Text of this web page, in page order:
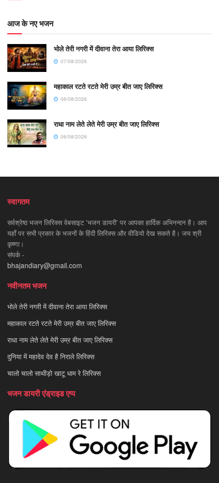
आज के नए भजन
भोले तेरी नगरी में दीवाना तेरा आया लिरिक्स
07/08/2026
महाकाल रटते रटते मेरी उम्र बीत जाए लिरिक्स
06/08/2026
राधा नाम लेते लेते मेरी उम्र बीत जाए लिरिक्स
06/08/2026
स्वागतम
सर्वश्रेष्ठ भजन लिरिक्स वेबसाइट 'भजन डायरी' पर आपका हार्दिक अभिनन्दन है। आप
यहाँ पर सभी प्रकार के भजनों के हिंदी लिरिक्स और वीडियो देख सकते है। जय श्री
कृष्णा।
संपर्क -
bhajandiary@gmail.com
नवीनतम भजन
भोले तेरी नगरी में दीवाना तेरा आया लिरिक्स
महाकाल रटते रटते मेरी उम्र बीत जाए लिरिक्स
राधा नाम लेते लेते मेरी उम्र बीत जाए लिरिक्स
दुनिया में महादेव देव है निराले लिरिक्स
चालो चालो साथीड़ो खाटू धाम रे लिरिक्स
भजन डायरी एंड्राइड एप्प